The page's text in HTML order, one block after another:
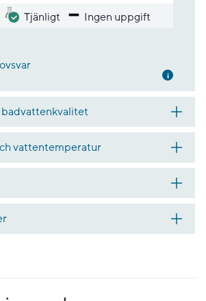
Tjänligt Ingen uppgift
Mer
badvattenkvalitet
vattentemperatur